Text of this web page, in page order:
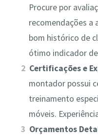
Procure por
recomendações a
bom histórico de
ótimo indicador
Certificações e
montador possui
treinamento
móveis.
Orçamentos